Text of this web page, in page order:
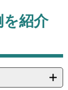
を紹介